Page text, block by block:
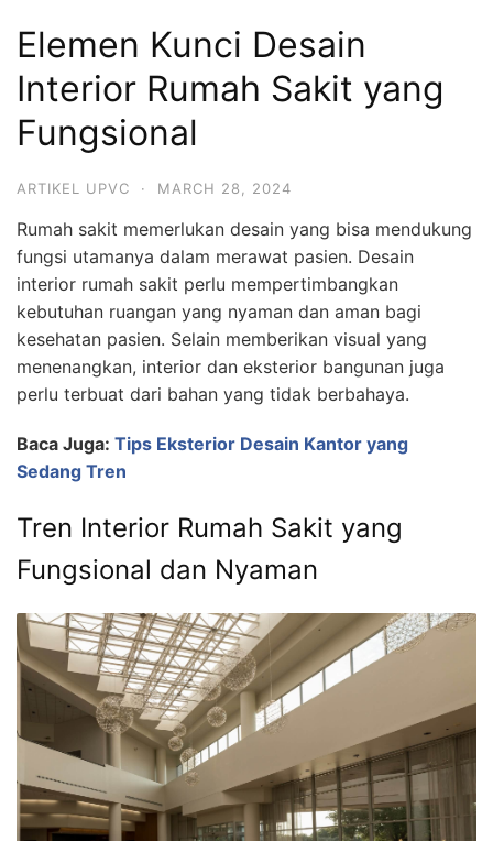
Elemen Kunci Desain
Interior Rumah Sakit yang
Fungsional
ARTIKEL UPVC · MARCH 28, 2024
Rumah sakit memerlukan desain yang bisa mendukung
fungsi utamanya dalam merawat pasien. Desain
interior rumah sakit perlu mempertimbangkan
kebutuhan ruangan yang nyaman dan aman bagi
kesehatan pasien. Selain memberikan visual yang
menenangkan, interior dan eksterior bangunan juga
perlu terbuat dari bahan yang tidak berbahaya.
Baca Juga: Tips Eksterior Desain Kantor yang
Sedang Tren
Tren Interior Rumah Sakit yang
Fungsional dan Nyaman